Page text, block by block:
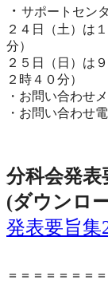
・ サポートセン
２４日（土）は
分）
２５日（日）は
２時４０分）
・お問い合わせ
・お問い合わせ
分科会発表
(ダウンロ
発表要旨集
＝＝＝＝＝＝＝